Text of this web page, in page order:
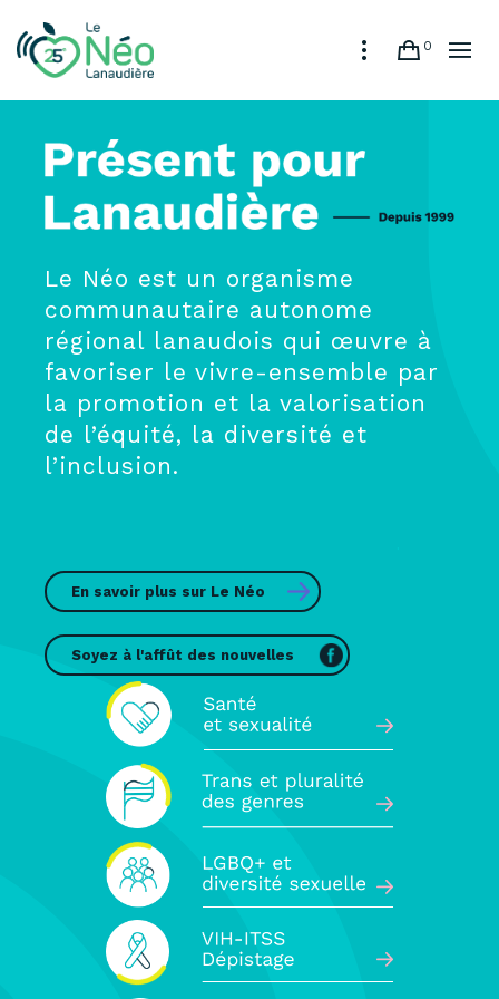
0
Le Néo est un organisme
communautaire autonome
régional lanaudois qui œuvre à
favoriser le vivre-ensemble par
la promotion et la valorisation
de l’équité, la diversité et
l’inclusion.
En savoir plus sur Le Néo
Soyez à l'affût des nouvelles